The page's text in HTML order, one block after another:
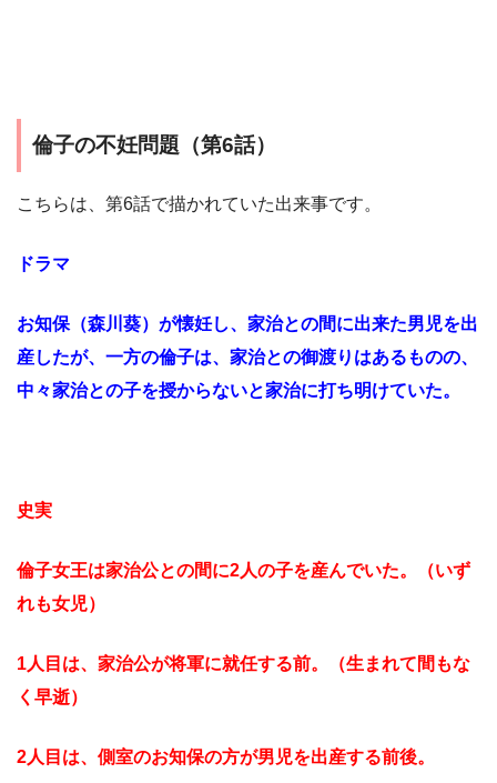
倫子の不妊問題（第6話）
こちらは、第6話で描かれていた出来事です。
ドラマ
お知保（森川葵）が懐妊し、家治との間に出来た男児を出
産したが、一方の倫子は、家治との御渡りはあるものの、
中々家治との子を授からないと家治に打ち明けていた。
史実
倫子女王は家治公との間に2人の子を産んでいた。（いず
れも女児）
1人目は、家治公が将軍に就任する前。（生まれて間もな
く早逝）
2人目は、側室のお知保の方が男児を出産する前後。